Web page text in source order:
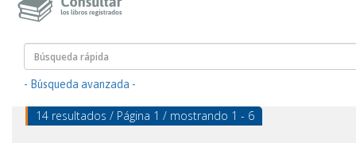
- Búsqueda avanzada -
14 resultados / Página 1 / mostrando 1 - 6